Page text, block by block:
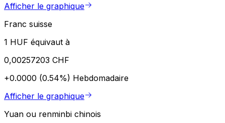
Afficher le graphique
Franc suisse
1 HUF équivaut à
0,00257203 CHF
+0.0000 (0.54%) Hebdomadaire
Afficher le graphique
Yuan ou renminbi chinois